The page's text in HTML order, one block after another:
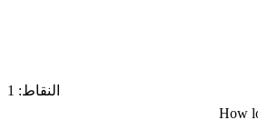
النقاط: 1
How